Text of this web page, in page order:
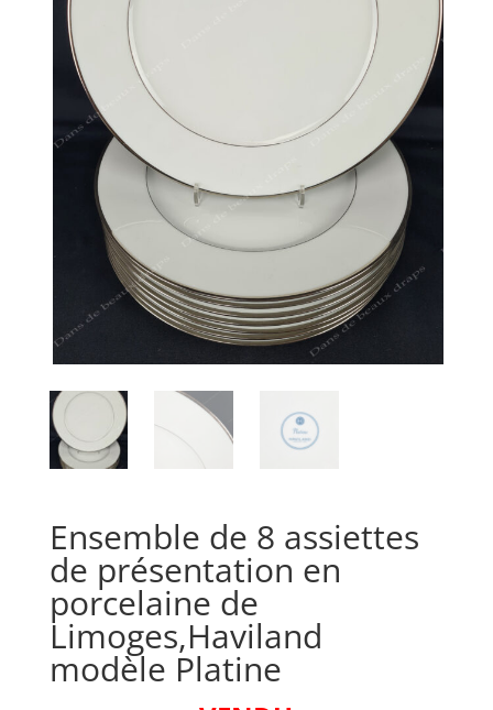
Ensemble de 8 assiettes
de présentation en
porcelaine de
Limoges,Haviland
modèle Platine